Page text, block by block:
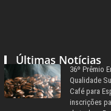
Últimas Notícias
36º Prêmio
Qualidade
Café para
inscrições